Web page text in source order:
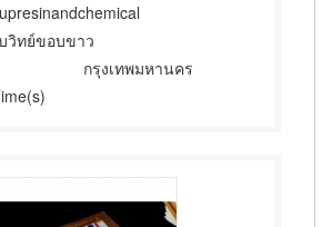
วิทย์ขอบขาว
กรุงเทพมหานคร